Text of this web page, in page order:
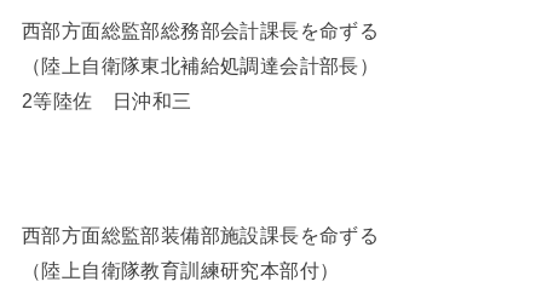
西部方面総監部総務部会計課長を命ずる
（陸上自衛隊東北補給処調達会計部長）
2等陸佐 日沖和三
西部方面総監部装備部施設課長を命ずる
（陸上自衛隊教育訓練研究本部付）